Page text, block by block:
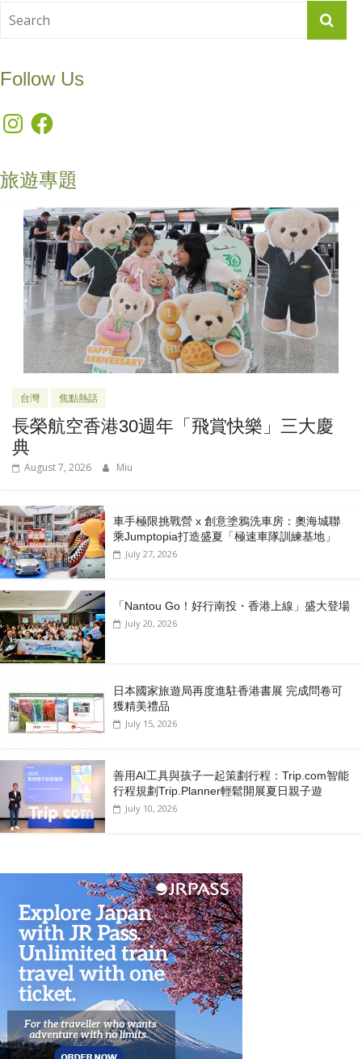
Follow Us
InstagramFacebook
旅遊專題
台灣 焦點熱話
長榮航空香港30週年「飛賞快樂」三大慶
典
August 7, 2026 Miu
車手極限挑戰營 x 創意塗鴉洗車房：奧海城聯
乘Jumptopia打造盛夏「極速車隊訓練基地」
July 27, 2026
「Nantou Go！好行南投・香港上線」盛大登場
July 20, 2026
日本國家旅遊局再度進駐香港書展 完成問卷可
獲精美禮品
July 15, 2026
善用AI工具與孩子一起策劃行程：Trip.com智能
行程規劃Trip.Planner輕鬆開展夏日親子遊
July 10, 2026